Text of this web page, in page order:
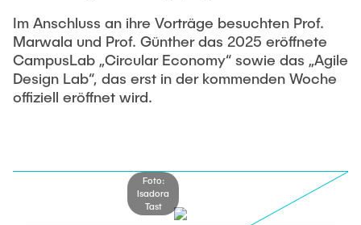
Im Anschluss an ihre Vorträge besuchten Prof.
Marwala und Prof. Günther das 2025 eröffnete
CampusLab „Circular Economy“ sowie das „Agile
Design Lab“, das erst in der kommenden Woche
offiziell eröffnet wird.
Foto:
Isadora
Tast